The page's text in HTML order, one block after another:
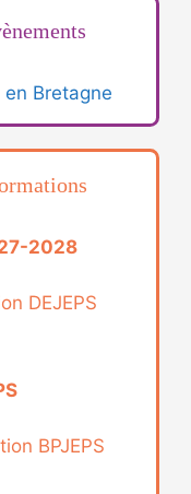
Bretagne
2028
DEJEPS
BPJEPS